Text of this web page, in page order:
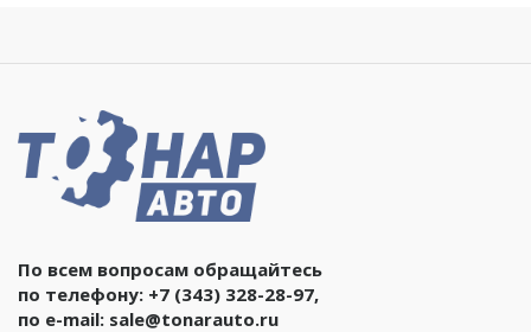
По всем вопросам обращайтесь
по телефону: +7 (343) 328-28-97,
по e-mail: sale@tonarauto.ru